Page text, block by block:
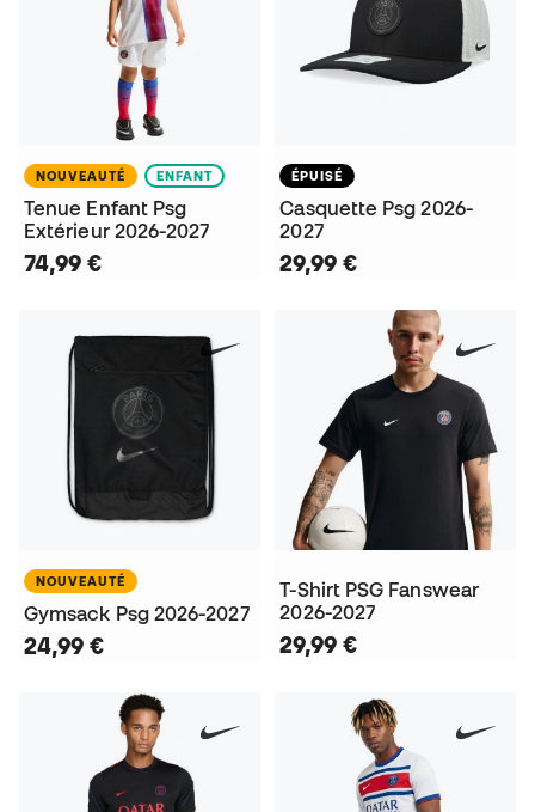
NOUVEAUTÉ ENFANT
Tenue Enfant Psg
Extérieur 2026-2027
74,99 €
ÉPUISÉ
Casquette Psg 2026-
2027
29,99 €
NOUVEAUTÉ
Gymsack Psg 2026-2027
24,99 €
T-Shirt PSG Fanswear
2026-2027
29,99 €